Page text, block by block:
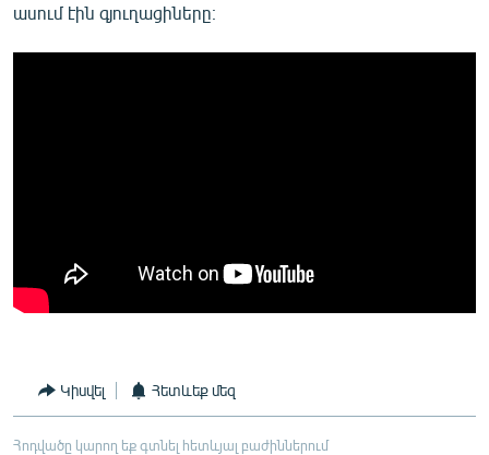
ասում էին գյուղացիները։
Կիսվել Հետևեք մեզ
Հոդվածը կարող եք գտնել հետևյալ բաժիններում